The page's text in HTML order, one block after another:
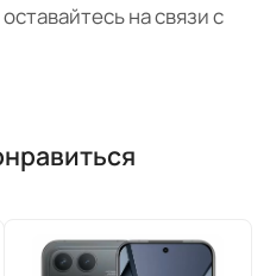
на связи с